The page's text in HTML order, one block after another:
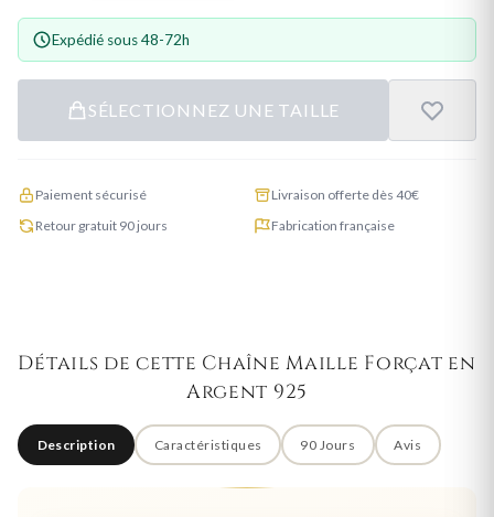
Expédié sous 48-72h
SÉLECTIONNEZ UNE TAILLE
Paiement sécurisé
Livraison offerte dès 40€
Retour gratuit 90 jours
Fabrication française
Détails de cette Chaîne Maille Forçat en
Argent 925
Description Caractéristiques 90 Jours Avis